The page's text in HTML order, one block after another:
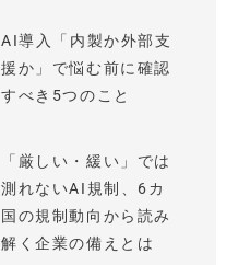
AI導入「内製か外部支
援か」で悩む前に確認
すべき5つのこと
「厳しい・緩い」では
測れないAI規制、6カ
国の規制動向から読み
解く企業の備えとは